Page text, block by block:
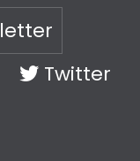
Twitter